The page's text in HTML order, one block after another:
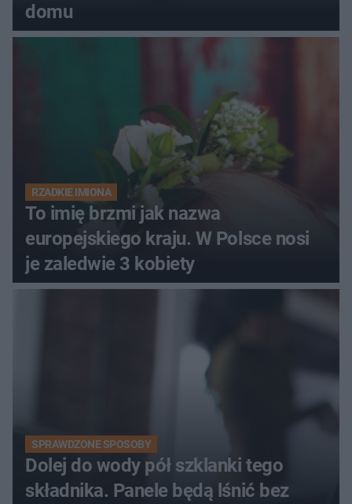
domu
RZADKIE IMIONA
To imię brzmi jak nazwa
europejskiego kraju. W Polsce nosi
je zaledwie 3 kobiety
SPRAWDZONE SPOSOBY
Dolej do wody pół szklanki tego
składnika. Panele będą lśnić bez